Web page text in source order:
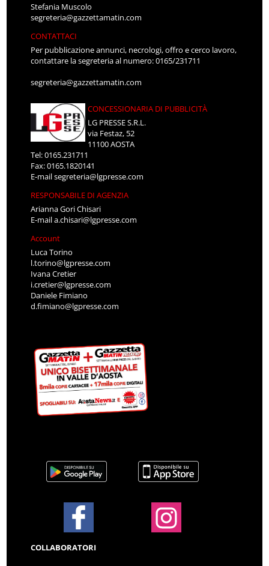
Stefania Muscolo
segreteria@gazzettamatin.com
CONTATTACI
Per pubblicazione annunci, necrologi, offro e cerco lavoro,
contattare la segreteria al numero: 0165/231711
segreteria@gazzettamatin.com
CONCESSIONARIA DI PUBBLICITÀ
LG PRESSE S.R.L.
via Festaz, 52
11100 AOSTA
Tel: 0165.231711
Fax: 0165.1820141
E-mailsegreteria@lgpresse.com
RESPONSABILE DI AGENZIA
Arianna Gori Chisari
E-maila.chisari@lgpresse.com
Account
Luca Torino
l.torino@lgpresse.com
Ivana Cretier
i.cretier@lgpresse.com
Daniele Fimiano
d.fimiano@lgpresse.com
COLLABORATORI